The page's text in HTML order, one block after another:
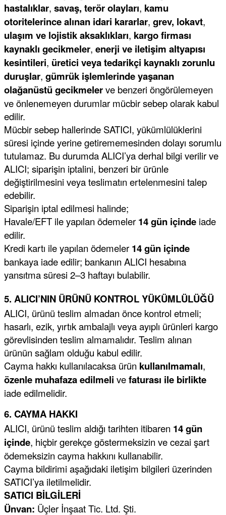
hastalıklar, savaş, terör olayları, kamu
otoritelerince alınan idari kararlar, grev, lokavt,
ulaşım ve lojistik aksaklıkları, kargo firması
kaynaklı gecikmeler, enerji ve iletişim altyapısı
kesintileri, üretici veya tedarikçi kaynaklı zorunlu
duruşlar, gümrük işlemlerinde yaşanan
olağanüstü gecikmelerve benzeri öngörülemeyen
ve önlenemeyen durumlar mücbir sebep olarak kabul
edilir.
Mücbir sebep hallerinde SATICI, yükümlülüklerini
süresi içinde yerine getirememesinden dolayı sorumlu
tutulamaz. Bu durumda ALICI’ya derhal bilgi verilir ve
ALICI; siparişin iptalini, benzeri bir ürünle
değiştirilmesini veya teslimatın ertelenmesini talep
edebilir.
Siparişin iptal edilmesi halinde;
Havale/EFT ile yapılan ödemeler 14 gün içinde iade
edilir.
Kredi kartı ile yapılan ödemeler 14 gün içinde
bankaya iade edilir; bankanın ALICI hesabına
yansıtma süresi 2–3 haftayı bulabilir.
5. ALICI’NIN ÜRÜNÜ KONTROL YÜKÜMLÜLÜĞÜ
ALICI, ürünü teslim almadan önce kontrol etmeli;
hasarlı, ezik, yırtık ambalajlı veya ayıplı ürünleri kargo
görevlisinden teslim almamalıdır. Teslim alınan
ürünün sağlam olduğu kabul edilir.
Cayma hakkı kullanılacaksa ürün kullanılmamalı,
özenle muhafaza edilmeli vefaturası ile birlikte
iade edilmelidir.
6. CAYMA HAKKI
ALICI, ürünü teslim aldığı tarihten itibaren 14 gün
içinde, hiçbir gerekçe göstermeksizin ve cezai şart
ödemeksizin cayma hakkını kullanabilir.
Cayma bildirimi aşağıdaki iletişim bilgileri üzerinden
SATICI’ya iletilmelidir.
SATICI BİLGİLERİ
Ünvan: Üçler İnşaat Tic. Ltd. Şti.